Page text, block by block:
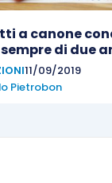
a canone
di due
11/09/2019
Pietrobon